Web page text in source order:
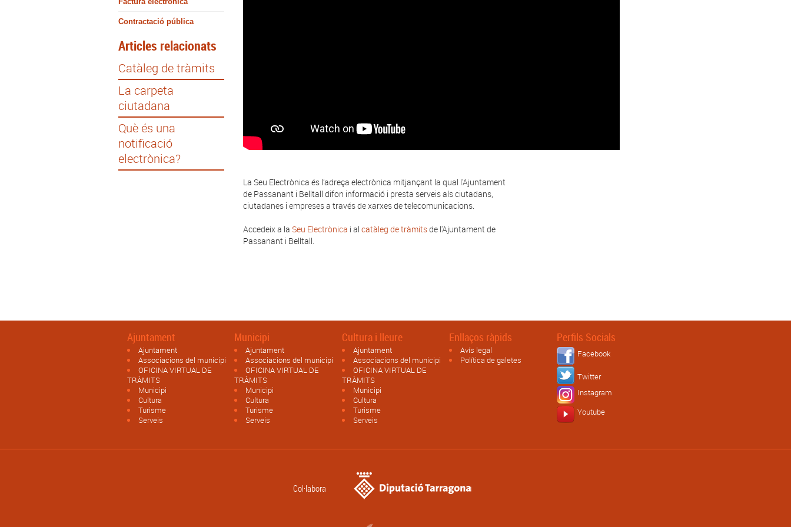
Contractació pública
Articles relacionats
Catàleg de tràmits
La carpeta
ciutadana
Què és una
notificació
electrònica?
La Seu Electrònica és l’adreça electrònica mitjançant la qual l'Ajuntament
de Passanant i Belltall difon informació i presta serveis als ciutadans,
ciutadanes i empreses a través de xarxes de telecomunicacions.
Accedeix a la Seu Electrònica i al catàleg de tràmitsde l'Ajuntament de
Passanant i Belltall.
Ajuntament
Ajuntament
Associacions del municipi
OFICINA VIRTUAL DE
TRÀMITS
Municipi
Cultura
Turisme
Serveis
Municipi
Ajuntament
Associacions del municipi
OFICINA VIRTUAL DE
TRÀMITS
Municipi
Cultura
Turisme
Serveis
Cultura i lleure
Ajuntament
Associacions del municipi
OFICINA VIRTUAL DE
TRÀMITS
Municipi
Cultura
Turisme
Serveis
Enllaços ràpids
Avís legal
Política de galetes
Perfils Socials
Facebook
Twitter
Instagram
Youtube
Col·labora